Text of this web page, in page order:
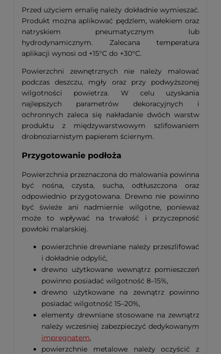
Przed użyciem emalię należy dokładnie wymieszać.
Produkt można aplikować pędzlem, wałekiem oraz
natryskiem pneumatycznym lub
hydrodynamicznym. Zalecana temperatura
aplikacji wynosi od +15°C do +30°C.
Powierzchni zewnętrznych nie należy malować
podczas deszczu, mgły oraz przy podwyższonej
wilgotności powietrza. W celu uzyskania
najlepszych parametrów dekoracyjnych i
ochronnych zaleca się nakładanie dwóch warstw
produktu z międzywarstwowym szlifowaniem
drobnoziarnistym papierem ściernym.
Przygotowanie podłoża
Powierzchnia przeznaczona do malowania powinna
być nośna, czysta, sucha, odtłuszczona oraz
odpowiednio przygotowana. Drewno nie powinno
być świeże ani nadmiernie wilgotne, ponieważ
może to wpływać na trwałość i przyczepność
powłoki malarskiej.
powierzchnie drewniane należy przeszlifować
i dokładnie odpylić,
drewno użytkowane wewnątrz pomieszczeń
powinno posiadać wilgotność 8–15%,
drewno użytkowane na zewnątrz powinno
posiadać wilgotność 15–20%,
elementy drewniane stosowane na zewnątrz
należy wcześniej zabezpieczyć dedykowanym
impregnatem,
powierzchnie metalowe należy oczyścić z